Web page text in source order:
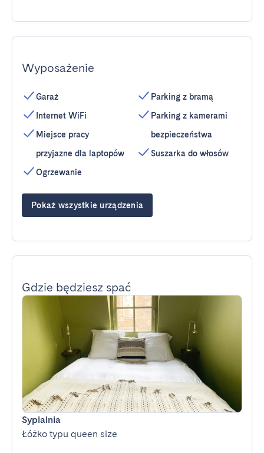
Wyposażenie
Garaż
Internet WiFi
Miejsce pracy
przyjazne dla laptopów
Ogrzewanie
Parking z bramą
Parking z kamerami
bezpieczeństwa
Suszarka do włosów
Pokaż wszystkie urządzenia
Gdzie będziesz spać
Sypialnia
Łóżko typu queen size